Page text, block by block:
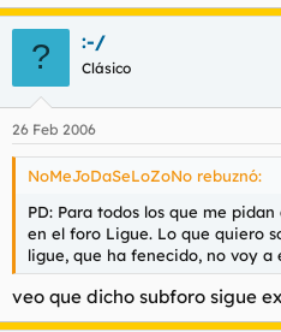
? :-/
Clásico
26 Feb 2006
NoMeJoDaSeLoZoNo rebuznó:
PD: Para todos los que me
en el foro Ligue. Lo que quiero
ligue, que ha fenecido, no voy a
veo que dicho subforo sigue